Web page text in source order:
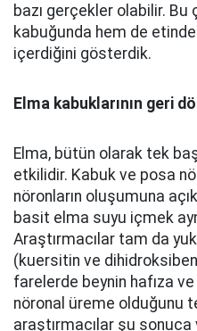
bazı gerçekler olabilir. Bu
kabuğunda hem de
içerdiğini gösterdik.
Elma kabuklarının geri
Elma, bütün olarak tek
etkilidir. Kabuk ve posa
nöronların oluşumuna
basit elma suyu içmek
Araştırmacılar tam da
(kuersitin ve
farelerde beynin hafıza
nöronal üreme olduğunu
araştırmacılar şu sonuca